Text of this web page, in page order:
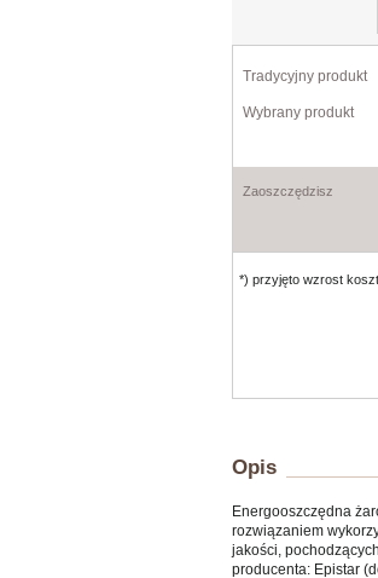
Tradycyjny produkt
Wybrany produkt
Zaoszczędzisz
*) przyjęto wzrost
Opis
Energooszczędna
rozwiązaniem
jakości,
producenta: Epistar